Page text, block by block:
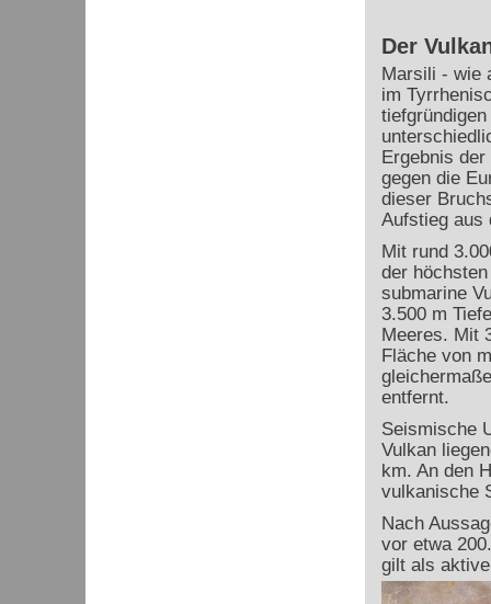
Der
Marsili - wie
im
Ergebnis
gegen die
dieser
Aufstieg aus
Mit rund
der
submarine
3.500 m
Meeres. Mit
Fläche von
entfernt.
Seismische
Vulkan
km. An den
vulkanische
Nach
vor etwa
gilt als